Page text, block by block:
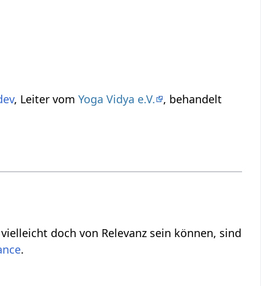
, Leiter vomYoga Vidya e.V.
, behandelt
.